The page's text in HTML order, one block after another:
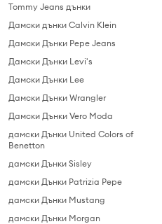
Tommy Jeans дънки
Дамски дънки Calvin Klein
Дамски Дънки Pepe Jeans
Дамски Дънки Levi's
Дамски Дънки Lee
Дамски Дънки Wrangler
Дамски Дънки Vero Moda
дамски Дънки United Colors of
Benetton
дамски Дънки Sisley
дамски Дънки Patrizia Pepe
дамски Дънки Mustang
дамски Дънки Morgan